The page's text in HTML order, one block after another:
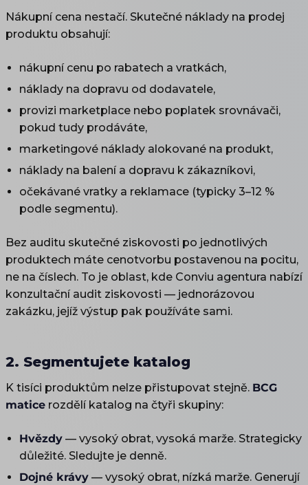
Nákupní cena nestačí. Skutečné náklady na prodej
produktu obsahují:
nákupní cenu po rabatech a vratkách,
náklady na dopravu od dodavatele,
provizi marketplace nebo poplatek srovnávači,
pokud tudy prodáváte,
marketingové náklady alokované na produkt,
náklady na balení a dopravu k zákazníkovi,
očekávané vratky a reklamace (typicky 3–12 %
podle segmentu).
Bez auditu skutečné ziskovosti po jednotlivých
produktech máte cenotvorbu postavenou na pocitu,
ne na číslech. To je oblast, kde Conviu agentura nabízí
konzultační audit ziskovosti — jednorázovou
zakázku, jejíž výstup pak používáte sami.
2. Segmentujete katalog
K tisíci produktům nelze přistupovat stejně. BCG
matice rozdělí katalog na čtyři skupiny:
Hvězdy — vysoký obrat, vysoká marže. Strategicky
důležité. Sledujte je denně.
Dojné krávy — vysoký obrat, nízká marže. Generují